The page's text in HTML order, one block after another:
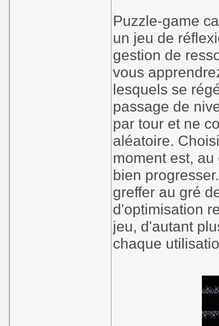
Puzzle-game
un jeu de
gestion de
vous
lesquels se
passage de
par tour et ne
aléatoire.
moment est,
bien
greffer au gré
d'optimisation
jeu, d'autant
chaque